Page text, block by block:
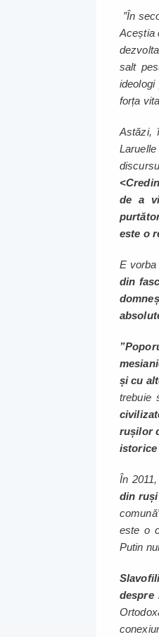
”În
Aceștia
salt
forța
Astăzi,
de a
este o
E
din
și cu
trebuie
rușilor
istorice
În
din
este o
Putin
despre